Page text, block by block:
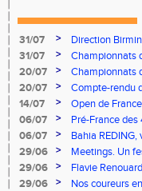
31/07 >
Direction
31/07
>
Championnats
vous à Albi !
20/07 >
Championnats
Stade Charléty !
20/07 >
Compte-rendu
14/07
>
Open de
06/07
>
Pré-France des
06/07
>
Bahia
29/06
>
Meetings. Un
concours
29/06 >
Flavie
brillent sur tous
29/06 >
Nos coureurs